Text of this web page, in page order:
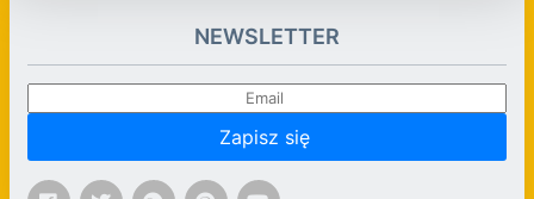
NEWSLETTER
Zapisz się